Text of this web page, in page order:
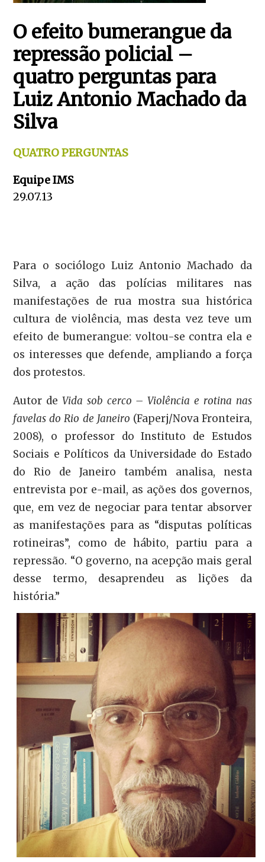
O efeito bumerangue da
repressão policial –
quatro perguntas para
Luiz Antonio Machado da
Silva
QUATRO PERGUNTAS
Equipe IMS
29.07.13
Para o sociólogo Luiz Antonio Machado da
Silva, a ação das polícias militares nas
manifestações de rua mostra sua histórica
cultura de violência, mas desta vez teve um
efeito de bumerangue: voltou-se contra ela e
os interesses que defende, ampliando a força
dos protestos.
Autor deVida sob cerco – Violência e rotina nas
favelas do Rio de Janeiro (Faperj/Nova Fronteira,
2008), o professor do Instituto de Estudos
Sociais e Políticos da Universidade do Estado
do Rio de Janeiro também analisa, nesta
entrevista por e-mail, as ações dos governos,
que, em vez de negociar para tentar absorver
as manifestações para as “disputas políticas
rotineiras”, como de hábito, partiu para a
repressão. “O governo, na acepção mais geral
desse termo, desaprendeu as lições da
história.”